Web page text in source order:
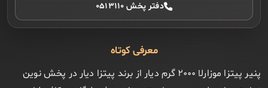
دفتر پخش ۰۵۱۳۱۱۰
معرفی کوتاه
پنیر پیتزا موزارلا ۲۰۰۰ گرم دیار از برند پیتزا دیار در پخش نوین